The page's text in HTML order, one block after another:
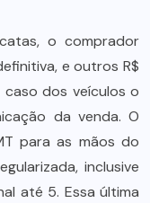
o comprador
e outros R$
dos veículos o
da venda. O
para as mãos do
inclusive
até 5. Essa última